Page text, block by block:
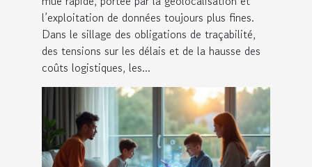
l’exploitation de données toujours plus fines.
Dans le sillage des obligations de traçabilité,
des tensions sur les délais et de la hausse des
coûts logistiques, les...